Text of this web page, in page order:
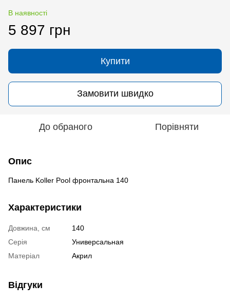
В наявності
5 897 грн
Купити
Замовити швидко
До обраного Порівняти
Опис
Панель Koller Pool фронтальна 140
Характеристики
Довжина, см
140
Серія
Универсальная
Матеріал
Акрил
Відгуки